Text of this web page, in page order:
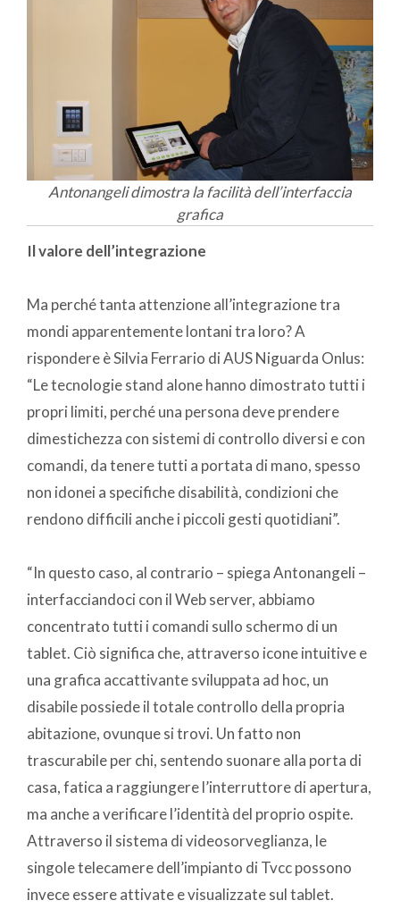
Antonangeli dimostra la facilità dell’interfaccia
grafica
Il valore dell’integrazione
Ma perché tanta attenzione all’integrazione tra
mondi apparentemente lontani tra loro? A
rispondere è Silvia Ferrario di AUS Niguarda Onlus:
“Le tecnologie stand alone hanno dimostrato tutti i
propri limiti, perché una persona deve prendere
dimestichezza con sistemi di controllo diversi e con
comandi, da tenere tutti a portata di mano, spesso
non idonei a specifiche disabilità, condizioni che
rendono difficili anche i piccoli gesti quotidiani”.
“In questo caso, al contrario – spiega Antonangeli –
interfacciandoci con il Web server, abbiamo
concentrato tutti i comandi sullo schermo di un
tablet. Ciò significa che, attraverso icone intuitive e
una grafica accattivante sviluppata ad hoc, un
disabile possiede il totale controllo della propria
abitazione, ovunque si trovi. Un fatto non
trascurabile per chi, sentendo suonare alla porta di
casa, fatica a raggiungere l’interruttore di apertura,
ma anche a verificare l’identità del proprio ospite.
Attraverso il sistema di videosorveglianza, le
singole telecamere dell’impianto di Tvcc possono
invece essere attivate e visualizzate sul tablet.